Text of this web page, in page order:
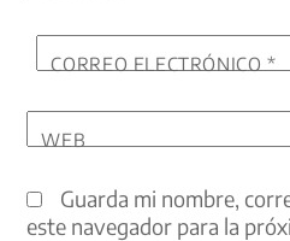
CORREO ELECTRÓNICO*
WEB
Guarda mi nombre,
este navegador para la